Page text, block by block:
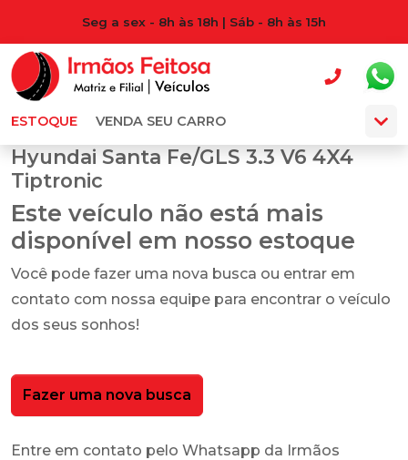
Seg a sex - 8h às 18h | Sáb - 8h às 15h
ESTOQUE VENDA SEU CARRO
Hyundai Santa Fe/GLS 3.3 V6 4X4
Tiptronic
Este veículo não está mais
disponível em nosso estoque
Você pode fazer uma nova busca ou entrar em
contato com nossa equipe para encontrar o veículo
dos seus sonhos!
Fazer uma nova busca
Entre em contato pelo Whatsapp da Irmãos